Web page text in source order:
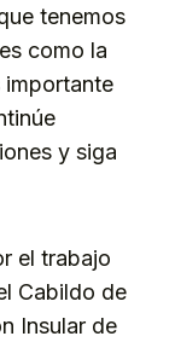
tenemos
como la
importante
y siga
el trabajo
Cabildo de
Insular de